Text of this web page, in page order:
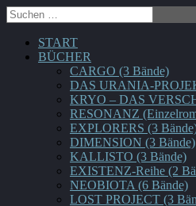
START
BÜCHER
CARGO (3 Bände)
DAS URANIA-
KRYO – DAS
RESONANZ
EXPLORERS (3
DIMENSION (3 Bände)
KALLISTO (3 Bände)
EXISTENZ-Reihe (2
NEOBIOTA (6 Bände)
LOST PROJECT (3